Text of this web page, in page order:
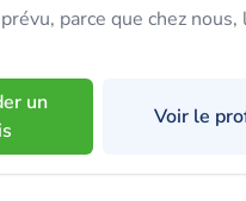
parce que chez
un
Voir le